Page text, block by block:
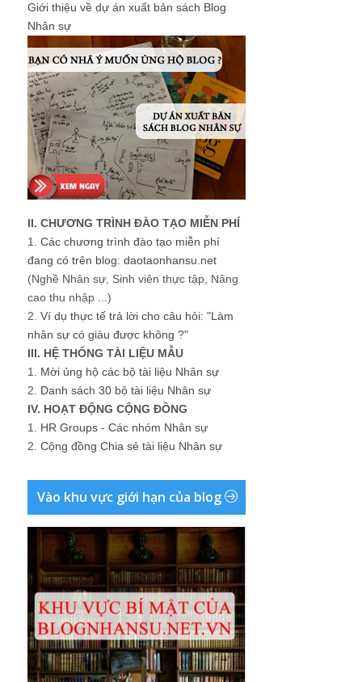
Giới thiệu về dự án xuất bản sách Blog
Nhân sự
II. CHƯƠNG TRÌNH ĐÀO TẠO MIỄN PHÍ
1. Các chương trình đào tạo miễn phí
đang có trên blog: daotaonhansu.net
(Nghề Nhân sự, Sinh viên thực tập, Nâng
cao thu nhập ...)
2. Ví dụ thực tế trả lời cho câu hỏi: "Làm
nhân sự có giàu được không ?"
III. HỆ THỐNG TÀI LIỆU MẪU
1. Mời ủng hộ các bộ tài liệu Nhân sự
2. Danh sách 30 bộ tài liệu Nhân sự
IV. HOẠT ĐỘNG CỘNG ĐỒNG
1. HR Groups - Các nhóm Nhân sự
2. Cộng đồng Chia sẻ tài liệu Nhân sự
Vào khu vực giới hạn của blog